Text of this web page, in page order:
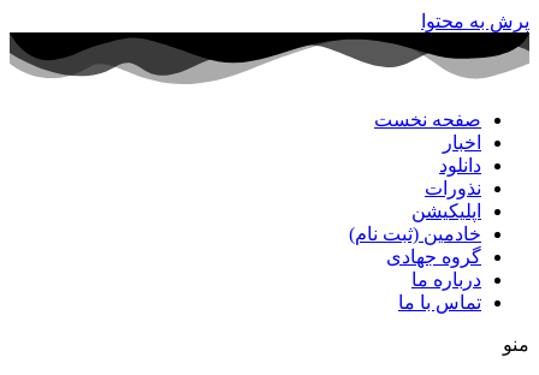
پرش به محتوا
صفحه نخست
اخبار
دانلود
نذورات
اپلیکیشن
خادمین (ثبت نام)
گروه جهادی
درباره ما
تماس با ما
منو